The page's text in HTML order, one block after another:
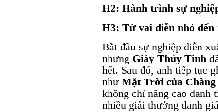
H2: Hành trình sự
H3: Từ vai diễn nhỏ đến
Bắt đầu sự nghiệp diễn
nhưng Giày Thủy Tinh
hết. Sau đó, anh tiếp tục
như Mặt Trời của Chàng
không chỉ nâng cao danh
nhiều giải thưởng danh